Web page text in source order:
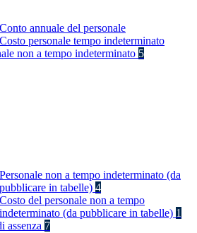
Conto annuale del personale
Costo personale tempo indeterminato
non a tempo indeterminato 5
Personale non a tempo indeterminato (da
pubblicare in tabelle) 4
Costo del personale non a tempo
indeterminato (da pubblicare in tabelle) 1
assenza 7